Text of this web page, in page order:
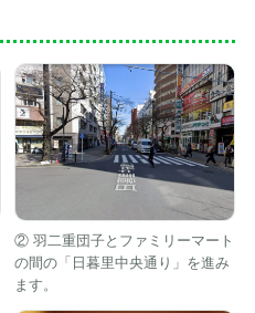
② 羽二重団子とファミリーマート
の間の「日暮里中央通り」を進み
ます。